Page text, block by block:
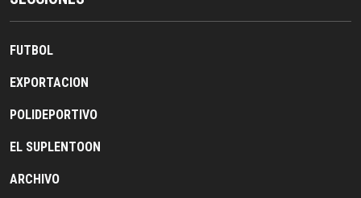
FUTBOL
EXPORTACION
POLIDEPORTIVO
EL SUPLENTOON
ARCHIVO